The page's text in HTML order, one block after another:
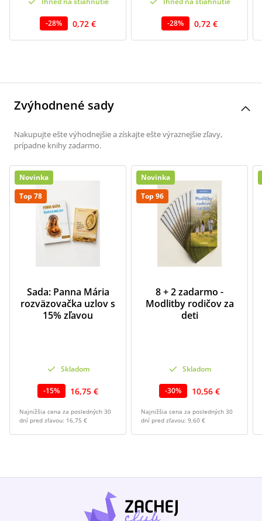
-28% 0,72 € -28% 0,72 €
Zvýhodnené sady
Nakupujte ešte výhodnejšie a získajte ešte výraznejšie zľavy,
prípadne knihy zadarmo.
Novinka
Top 78
Sada: Panna Mária
rozväzovačka uzlov s
15% zľavou
Skladom
-15% 16,75 €
Najnižšia cena za posledných 30
dní pred zľavou: 16,75 €
Novinka
Top 96
8 + 2 zadarmo -
Modlitby rodičov za
deti
Skladom
-30% 10,56 €
Najnižšia cena za posledných 30
dní pred zľavou: 9,60 €